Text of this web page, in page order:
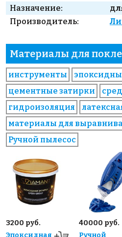
Назначение:
Производитель:
Материалы для
инструменты
цементные затирки
гидроизоляция
материалы для
Ручной пылесос
3200 руб.
Эпоксидная
40000 руб.
Ручной